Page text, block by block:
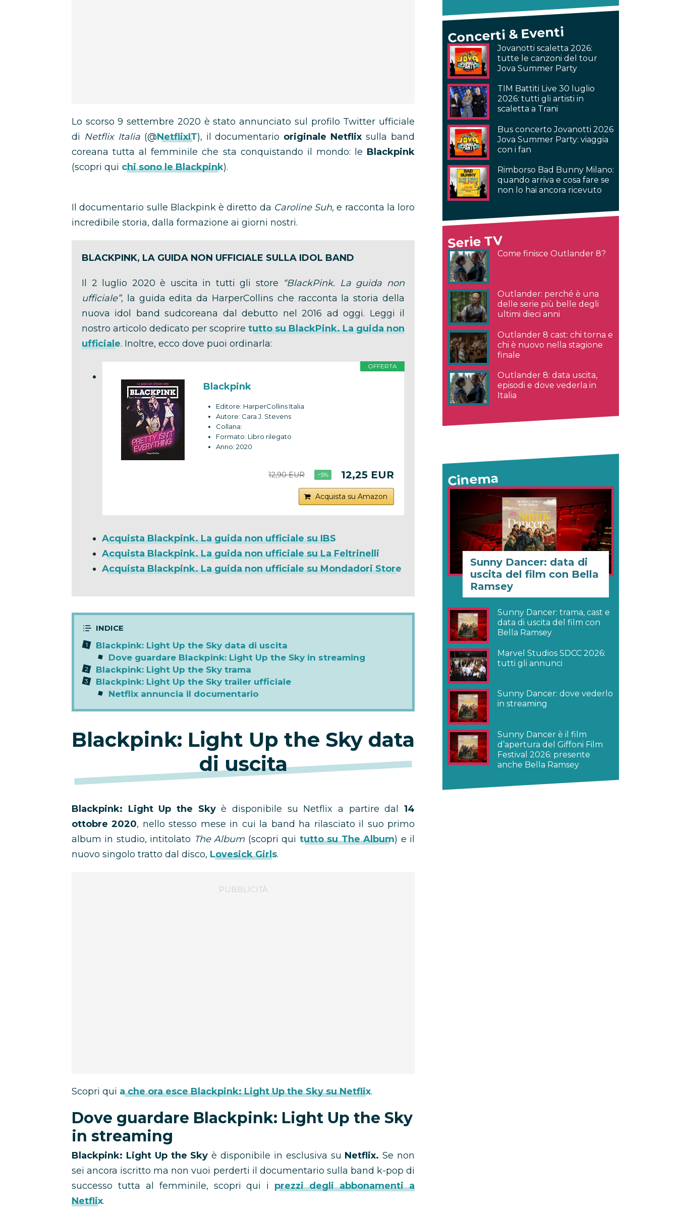
Lo scorso 9 settembre 2020 è stato annunciato sul profilo Twitter ufficiale
di Netflix Italia (@NetflixIT), il documentario originale Netflixsulla band
coreana tutta al femminile che sta conquistando il mondo: le Blackpink
(scopri qui chi sono le Blackpink).
Il documentario sulle Blackpink è diretto da Caroline Suh,e racconta la loro
incredibile storia, dalla formazione ai giorni nostri.
BLACKPINK, LA GUIDA NON UFFICIALE SULLA IDOL BAND
Il 2 luglio 2020 è uscita in tutti gli store “BlackPink. La guida non
ufficiale”, la guida edita da HarperCollins che racconta la storia della
nuova idol band sudcoreana dal debutto nel 2016 ad oggi. Leggi il
nostro articolo dedicato per scoprire tutto su BlackPink. La guida non
ufficiale. Inoltre, ecco dove puoi ordinarla:
OFFERTA
Blackpink
Editore: HarperCollins Italia
Autore: Cara J. Stevens
Collana:
Formato: Libro rilegato
Anno: 2020
12,90 EUR −5% 12,25 EUR
Acquista su Amazon
Acquista Blackpink. La guida non ufficiale su IBS
Acquista Blackpink. La guida non ufficiale su La Feltrinelli
Acquista Blackpink. La guida non ufficiale su Mondadori Store
Blackpink: Light Up the Sky data di uscita
Dove guardare Blackpink: Light Up the Sky in streaming
Blackpink: Light Up the Sky trama
Blackpink: Light Up the Sky trailer ufficiale
Netflix annuncia il documentario
Blackpink: Light Up the Sky data
di uscita
Blackpink: Light Up the Skyè disponibile su Netflix a partire dal14
ottobre 2020, nello stesso mese in cui la band ha rilasciato il suo primo
album in studio, intitolato The Album (scopri qui tutto su The Album) e il
nuovo singolo tratto dal disco, Lovesick Girls.
Scopri qui a che ora esce Blackpink: Light Up the Sky su Netflix.
Dove guardare Blackpink: Light Up the Sky
in streaming
Blackpink: Light Up the Skyè disponibile in esclusiva su Netflix.Se non
sei ancora iscritto ma non vuoi perderti il documentario sulla band k-pop di
successo tutta al femminile, scopri qui i prezzi degli abbonamenti a
Netflix.
Concerti & Eventi
Jovanotti scaletta 2026:
tutte le canzoni del tour
Jova Summer Party
TIM Battiti Live 30 luglio
2026: tutti gli artisti in
scaletta a Trani
Bus concerto Jovanotti 2026
Jova Summer Party: viaggia
con i fan
Rimborso Bad Bunny Milano:
quando arriva e cosa fare se
non lo hai ancora ricevuto
Serie TV
Come finisce Outlander 8?
Outlander: perché è una
delle serie più belle degli
ultimi dieci anni
Outlander 8 cast: chi torna e
chi è nuovo nella stagione
finale
Outlander 8: data uscita,
episodi e dove vederla in
Italia
Cinema
Sunny Dancer: data di
uscita del film con Bella
Ramsey
Sunny Dancer: trama, cast e
data di uscita del film con
Bella Ramsey
Marvel Studios SDCC 2026:
tutti gli annunci
Sunny Dancer: dove vederlo
in streaming
Sunny Dancer è il film
d’apertura del Giffoni Film
Festival 2026: presente
anche Bella Ramsey